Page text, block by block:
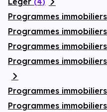
Programmes
Programmes
Programmes
Programmes
Programmes
Programmes